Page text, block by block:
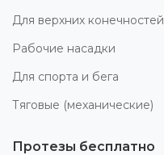
Для верхних конечностей
Рабочие насадки
Для спорта и бега
Тяговые (механические)
Протезы бесплатно